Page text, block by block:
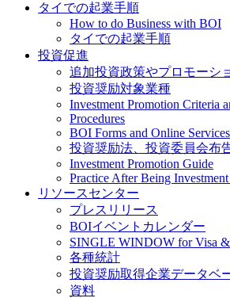
タイでの起業手順
How to do Business with BOI
タイでの起業手順
投資促進
追加投資政策やプロモーシ
投資奨励対象業種
Investment Promotion Criteria
Procedures
BOI Forms and Online Services
投資奨励法、投資委員会布
Investment Promotion Guide
Practice After Being
リソースセンター
プレスリリース
BOIイベントカレンダー
SINGLE WINDOW for Visa
各種統計
投資奨励取得企業データベ
資料